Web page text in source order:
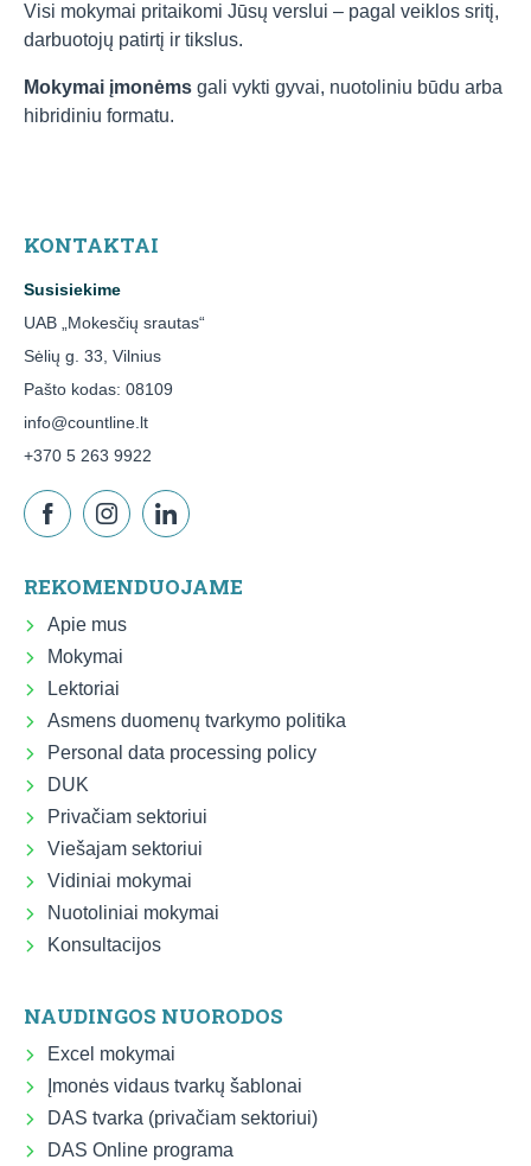
Visi mokymai pritaikomi Jūsų verslui – pagal veiklos sritį,
darbuotojų patirtį ir tikslus.
Mokymai įmonėms gali vykti gyvai, nuotoliniu būdu arba
hibridiniu formatu.
KONTAKTAI
Susisiekime
UAB „Mokesčių srautas“
Sėlių g. 33, Vilnius
Pašto kodas: 08109
info@countline.lt
+370 5 263 9922
REKOMENDUOJAME
Apie mus
Mokymai
Lektoriai
Asmens duomenų tvarkymo politika
Personal data processing policy
DUK
Privačiam sektoriui
Viešajam sektoriui
Vidiniai mokymai
Nuotoliniai mokymai
Konsultacijos
NAUDINGOS NUORODOS
Excel mokymai
Įmonės vidaus tvarkų šablonai
DAS tvarka (privačiam sektoriui)
DAS Online programa